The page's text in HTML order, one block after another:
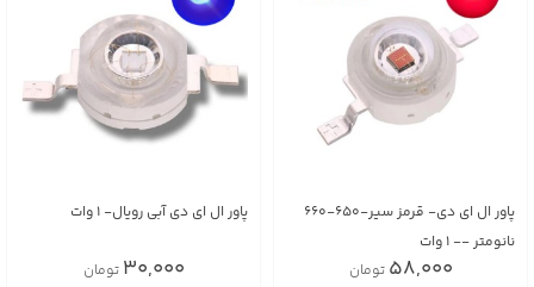
پاور ال ای دی- قرمز سیر-650-660
نانومتر -- 1 وات
58,000 تومان
پاور ال ای دی آبی رویال- 1 وات
30,000 تومان